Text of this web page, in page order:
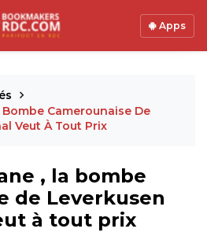
Apps
Camerounaise De
Veut À Tout Prix
, la bombe
de Leverkusen
à tout prix